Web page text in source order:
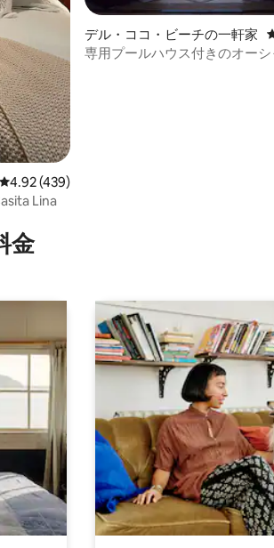
レビュー439件、5つ星中4.92つ星の平均評価
4.92 (439)
Lina
デル・ココ・ビーチの一軒家
専用プールハウス付きのオーシ
金